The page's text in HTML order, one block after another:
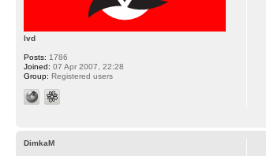
lvd
Posts: 1786
Joined: 07 Apr 2007, 22:28
Group: Registered users
DimkaM